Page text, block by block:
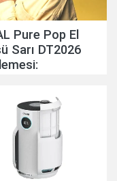
Pure Pop El
Sarı DT2026
Kolaylaştırıyor